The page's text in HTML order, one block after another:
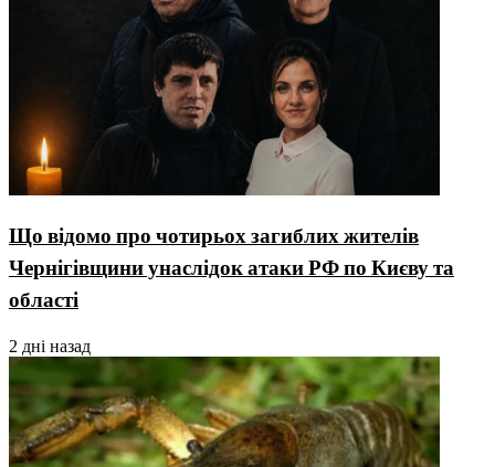
Що відомо про чотирьох загиблих жителів
Чернігівщини унаслідок атаки РФ по Києву та
області
2 дні назад